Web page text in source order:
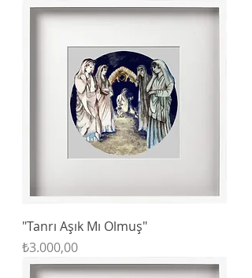
"Tanrı Aşık Mı Olmuş"
Fiyat
₺3.000,00